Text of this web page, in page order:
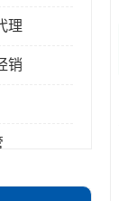
理
销